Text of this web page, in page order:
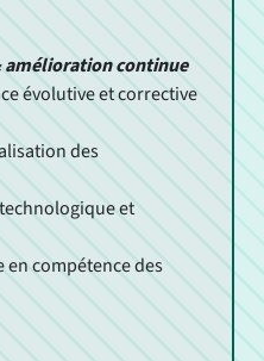
amélioration continue
évolutive et corrective
des
et
en compétence des